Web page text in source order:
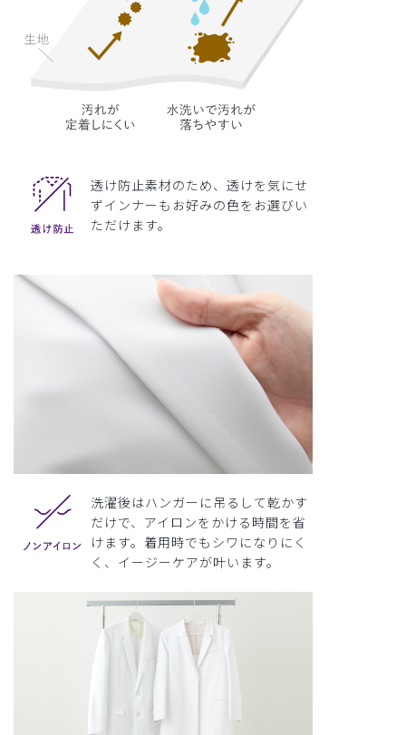
透け防止素材のため、透けを気にせ
ずインナーもお好みの色をお選びい
ただけます。
洗濯後はハンガーに吊るして乾かす
だけで、アイロンをかける時間を省
けます。着用時でもシワになりにく
く、イージーケアが叶います。